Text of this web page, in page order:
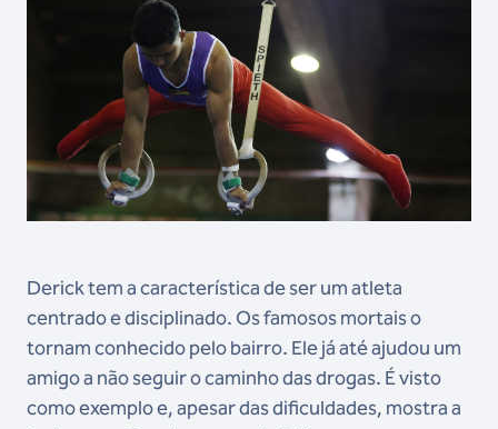
Derick tem a característica de ser um atleta
centrado e disciplinado. Os famosos mortais o
tornam conhecido pelo bairro. Ele já até ajudou um
amigo a não seguir o caminho das drogas. É visto
como exemplo e, apesar das dificuldades, mostra a